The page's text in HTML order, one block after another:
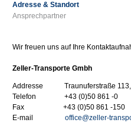
Adresse & Standort
Ansprechpartner
Wir freuen uns auf Ihre
Zeller-Transporte Gmbh
Addresse Traunuferstraße 113,
Telefon +43 (0)50 861 -0
Fax +43 (0)50 861 -150
E-mail office@zeller-